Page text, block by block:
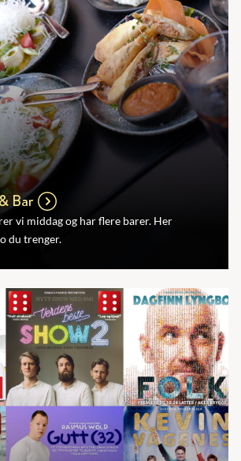
Bar
vi middag og har flere barer. Her
du trenger.